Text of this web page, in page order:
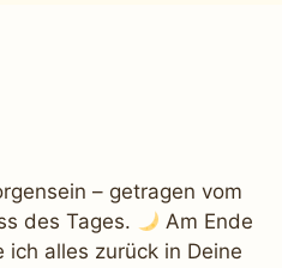
– getragen vom
des Tages.
Am Ende
alles zurück in Deine